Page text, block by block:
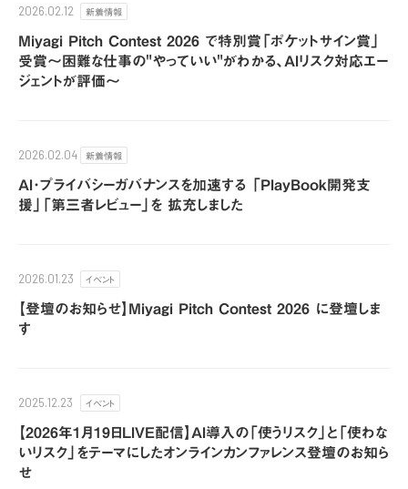
2026.02.12 新着情報
Miyagi Pitch Contest 2026 で特別賞「ポケットサイン賞」
受賞〜困難な仕事の"やっていい"がわかる、AIリスク対応エー
ジェントが評価〜
2026.02.04 新着情報
AI･プライバシーガバナンスを加速する 「PlayBook開発支
援」「第三者レビュー」を 拡充しました
2026.01.23 イベント
【登壇のお知らせ】Miyagi Pitch Contest 2026 に登壇しま
す
2025.12.23 イベント
【2026年1月19日LIVE配信】AI導入の「使うリスク」と「使わな
いリスク」をテーマにしたオンラインカンファレンス登壇のお知ら
せ